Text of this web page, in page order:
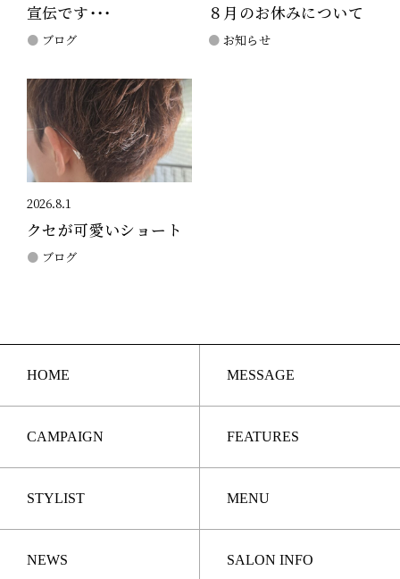
宣伝です・・・
ブログ
８月のお休みについて
お知らせ
2026.8.1
クセが可愛いショート
ブログ
HOME MESSAGE
CAMPAIGN FEATURES
STYLIST MENU
NEWS SALON INFO